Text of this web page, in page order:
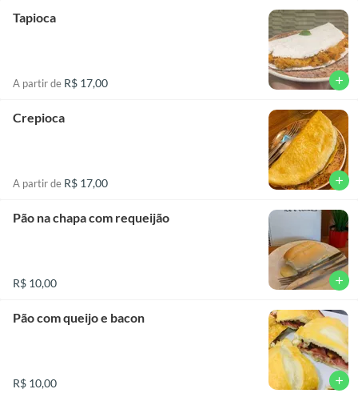
Tapioca
A partir de R$ 17,00 add
Crepioca
A partir de R$ 17,00 add
Pão na chapa com requeijão
R$ 10,00 add
Pão com queijo e bacon
R$ 10,00 add